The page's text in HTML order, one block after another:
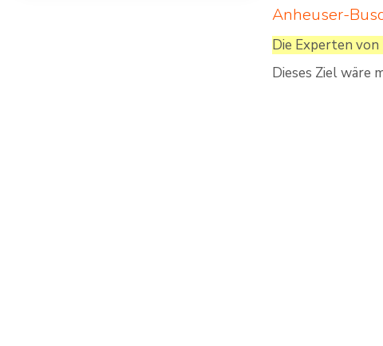
Anheuser-
Die Experten von
Dieses Ziel wäre